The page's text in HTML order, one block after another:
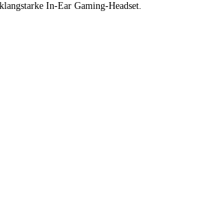
In-Ear Gaming-Headset.